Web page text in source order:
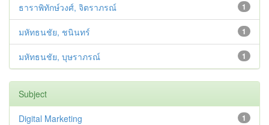
1
ธาราพิทักษ์วงศ์, จิตราภรณ์
1
มหัทธนชัย, ชนินทร์
1
มหัทธนชัย, บุษราภรณ์
Subject
1
Digital Marketing